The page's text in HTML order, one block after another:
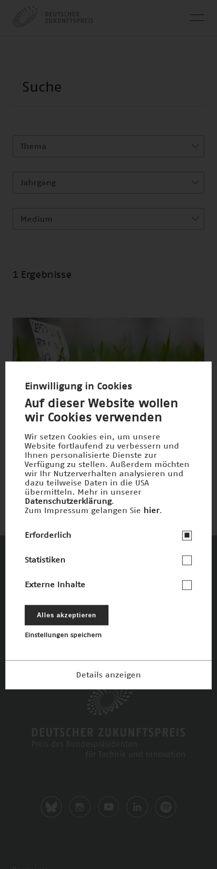
Thema
Jahrgang
Medium
1 Ergebnisse
Chemie nach dem Vorbild der Natur
Nominiert 2005
Diese Unternehmen und Stiftungen
die damit verbundenen Ziele
Die Förderer
Einwilligung in Cookies
Auf dieser Website wollen
wir Cookies verwenden
Wir setzen Cookies ein, um unsere
Website fortlaufend zu verbessern und
Ihnen personalisierte Dienste zur
Verfügung zu stellen. Außerdem möchten
wir Ihr Nutzerverhalten analysieren und
dazu teilweise Daten in die USA
übermitteln. Mehr in unserer
Datenschutzerklärung.
Zum Impressum gelangen Sie
hier.
Erforderlich
Statistiken
Externe Inhalte
Alles akzeptieren
Einstellungen speichern
Details anzeigen